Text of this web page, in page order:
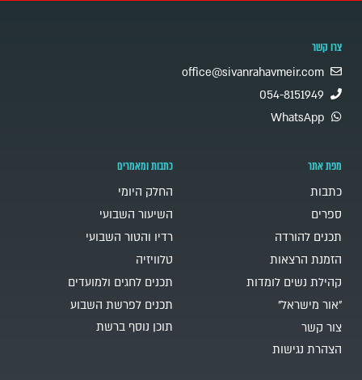
צרו קשר
office@sivanrahavmeir.com
054-8151949
WhatsApp
מפת אתר
כתבות
ספרים
תכנים להורדה
הזמנת הרצאות
קהילת נשים לומדות
"אור מישראל"
צור קשר
הצהרת נגישות
כתבות ומאמרים
החלק היומי
השיעור השבועי
רדיו והטור השבועי
טלוויזיה
תכנים לחגים ולמועדים
תכנים לפרשת השבוע
תוכן נוסף ברשת